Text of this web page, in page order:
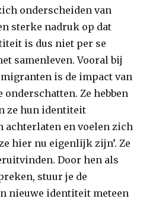
onderscheiden van
sterke nadruk op dat
is dus niet per se
samenleven. Vooral bij
is de impact van
onderschatten. Ze hebben
ze hun identiteit
achterlaten en voelen zich
hier nu eigenlijk zijn’. Ze
Door hen als
stuur je de
nieuwe identiteit meteen